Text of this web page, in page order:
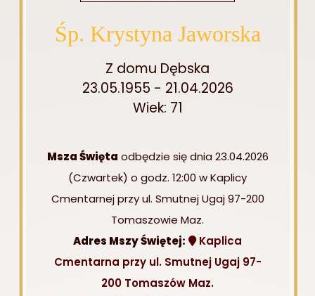
Śp. Krystyna Jaworska
Z domu Dębska
23.05.1955 - 21.04.2026
Wiek: 71
Msza Święta odbędzie się dnia 23.04.2026
(Czwartek) o godz. 12:00 w Kaplicy
Cmentarnej przy ul. Smutnej Ugaj 97-200
Tomaszowie Maz.
Adres Mszy Świętej:
Kaplica
Cmentarna przy ul. Smutnej Ugaj 97-
200 Tomaszów Maz.